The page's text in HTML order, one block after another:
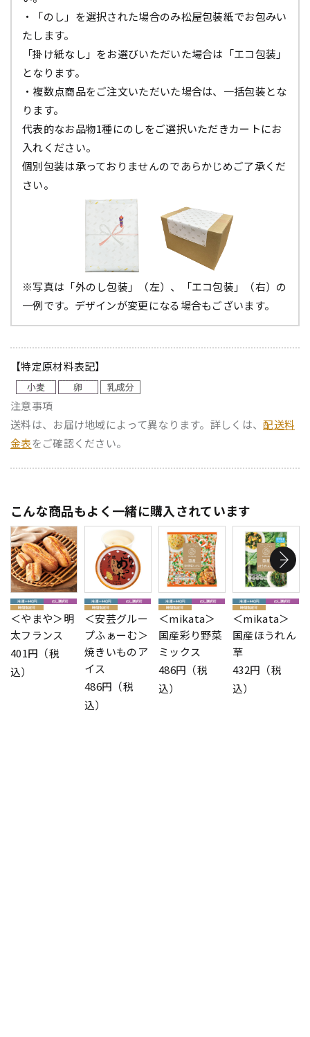
・「のし」を選択された場合のみ松屋包装紙でお包みい
たします。
「掛け紙なし」をお選びいただいた場合は「エコ包装」
となります。
・複数点商品をご注文いただいた場合は、一括包装とな
ります。
代表的なお品物1種にのしをご選択いただきカートにお
入れください。
個別包装は承っておりませんのであらかじめご了承くだ
さい。
※写真は「外のし包装」（左）、「エコ包装」（右）の
一例です。デザインが変更になる場合もございます。
【特定原材料表記】
注意事項
送料は、お届け地域によって異なります。詳しくは、配送料
金表をご確認ください。
こんな商品もよく一緒に購入されています
＜やまや＞明
太フランス
401円（税
込）
＜安芸グルー
プふぁーむ＞
焼きいものア
イス
486円（税
込）
＜mikata＞
国産彩り野菜
ミックス
486円（税
込）
＜mikata＞
国産ほうれん
草
432円（税
込）